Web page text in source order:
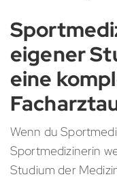
eigener
eine
Wenn du
Sportmedizinerin
Studium der